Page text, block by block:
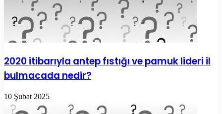
2020 itibarıyla antep fıstığı ve pamuk lideri il
bulmacada nedir?
10 Şubat 2025